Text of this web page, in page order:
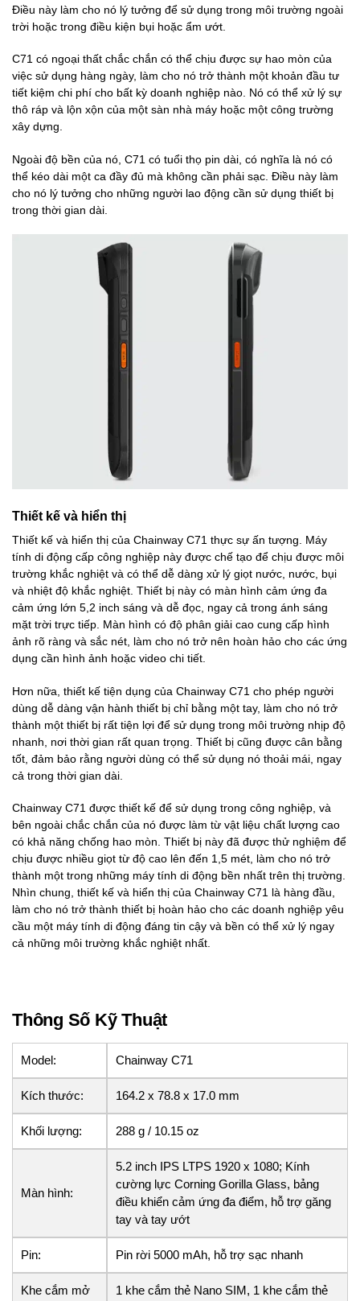
Điều này làm cho nó lý tưởng để sử dụng trong môi trường ngoài
trời hoặc trong điều kiện bụi hoặc ẩm ướt.
C71 có ngoại thất chắc chắn có thể chịu được sự hao mòn của
việc sử dụng hàng ngày, làm cho nó trở thành một khoản đầu tư
tiết kiệm chi phí cho bất kỳ doanh nghiệp nào. Nó có thể xử lý sự
thô ráp và lộn xộn của một sàn nhà máy hoặc một công trường
xây dựng.
Ngoài độ bền của nó, C71 có tuổi thọ pin dài, có nghĩa là nó có
thể kéo dài một ca đầy đủ mà không cần phải sạc. Điều này làm
cho nó lý tưởng cho những người lao động cần sử dụng thiết bị
trong thời gian dài.
Thiết kế và hiển thị
Thiết kế và hiển thị của Chainway C71 thực sự ấn tượng. Máy
tính di động cấp công nghiệp này được chế tạo để chịu được môi
trường khắc nghiệt và có thể dễ dàng xử lý giọt nước, nước, bụi
và nhiệt độ khắc nghiệt. Thiết bị này có màn hình cảm ứng đa
cảm ứng lớn 5,2 inch sáng và dễ đọc, ngay cả trong ánh sáng
mặt trời trực tiếp. Màn hình có độ phân giải cao cung cấp hình
ảnh rõ ràng và sắc nét, làm cho nó trở nên hoàn hảo cho các ứng
dụng cần hình ảnh hoặc video chi tiết.
Hơn nữa, thiết kế tiện dụng của Chainway C71 cho phép người
dùng dễ dàng vận hành thiết bị chỉ bằng một tay, làm cho nó trở
thành một thiết bị rất tiện lợi để sử dụng trong môi trường nhịp độ
nhanh, nơi thời gian rất quan trọng. Thiết bị cũng được cân bằng
tốt, đảm bảo rằng người dùng có thể sử dụng nó thoải mái, ngay
cả trong thời gian dài.
Chainway C71 được thiết kế để sử dụng trong công nghiệp, và
bên ngoài chắc chắn của nó được làm từ vật liệu chất lượng cao
có khả năng chống hao mòn. Thiết bị này đã được thử nghiệm để
chịu được nhiều giọt từ độ cao lên đến 1,5 mét, làm cho nó trở
thành một trong những máy tính di động bền nhất trên thị trường.
Nhìn chung, thiết kế và hiển thị của Chainway C71 là hàng đầu,
làm cho nó trở thành thiết bị hoàn hảo cho các doanh nghiệp yêu
cầu một máy tính di động đáng tin cậy và bền có thể xử lý ngay
cả những môi trường khắc nghiệt nhất.
Thông Số Kỹ Thuật
Model: Chainway C71
Kích thước: 164.2 x 78.8 x 17.0 mm
Khối lượng: 288 g / 10.15 oz
Màn hình:
5.2 inch IPS LTPS 1920 x 1080; Kính
cường lực Corning Gorilla Glass, bảng
điều khiển cảm ứng đa điểm, hỗ trợ găng
tay và tay ướt
Pin: Pin rời 5000 mAh, hỗ trợ sạc nhanh
Khe cắm mở
1 khe cắm thẻ Nano SIM, 1 khe cắm thẻ